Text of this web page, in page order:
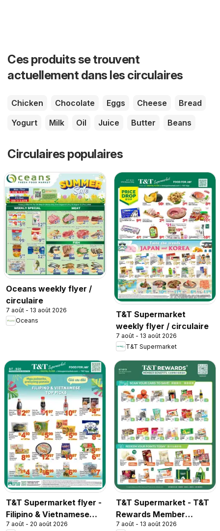
Ces produits se trouvent
actuellement dans les circulaires
Chicken Chocolate Eggs Cheese
Bread
Yogurt
Milk Oil Juice Butter Beans
Circulaires populaires
Oceans weekly flyer /
circulaire
7 août - 13 août 2026
Oceans
T&T Supermarket
weekly flyer / circulaire
7 août - 13 août 2026
T&T Supermarket
T&T Supermarket flyer -
Filipino & Vietnamese
Top Picks
7 août - 20 août 2026
T&T Supermarket - T&T
Rewards Member
Benefit In-store flyer
7 août - 13 août 2026